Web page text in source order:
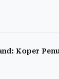
Koper